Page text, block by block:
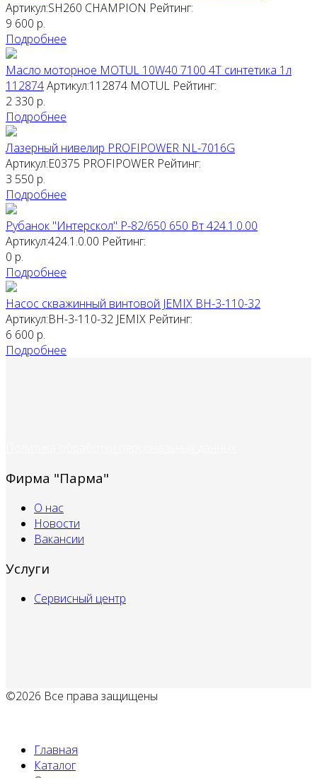
Артикул:SH260 CHAMPION Рейтинг:
9 600 р.
Подробнее
Масло моторное MOTUL 10W40 7100 4T синтетика 1л
112874Артикул:112874 MOTUL Рейтинг:
2 330 р.
Подробнее
Лазерный нивелир PROFIPOWER NL-7016G
Артикул:E0375 PROFIPOWER Рейтинг:
3 550 р.
Подробнее
Рубанок "Интерскол" Р-82/650 650 Вт 424.1.0.00
Артикул:424.1.0.00 Рейтинг:
0 р.
Подробнее
Насос скважинный винтовой JEMIX ВН-3-110-32
Артикул:ВН-3-110-32 JEMIX Рейтинг:
6 600 р.
Подробнее
Фирма "Парма"
О нас
Новости
Вакансии
Услуги
Сервисный центр
©2026 Все права защищены
Главная
Каталог